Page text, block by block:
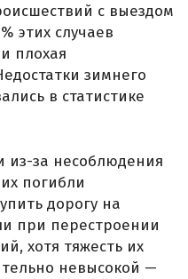
с выездом
этих случаев
плохая
зимнего
в статистике
из-за несоблюдения
погибли
дорогу на
при перестроении
хотя тяжесть их
невысокой —